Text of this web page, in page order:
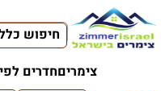
חיפוש
צימריםחדרים